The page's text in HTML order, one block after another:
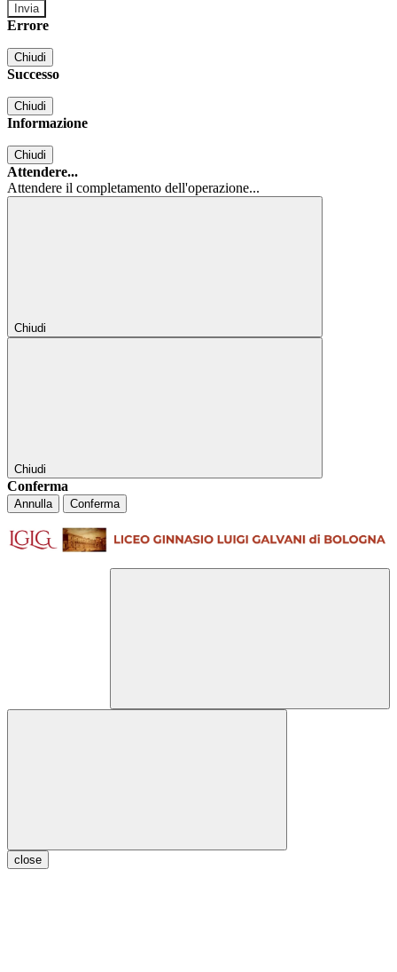
Errore
Chiudi
Successo
Chiudi
Informazione
Chiudi
Attendere...
Attendere il completamento dell'operazione...
Chiudi
Chiudi
Conferma
Annulla Conferma
close